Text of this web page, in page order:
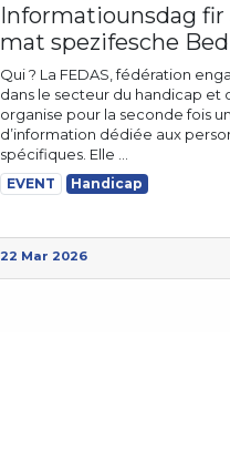
Informatiounsdag fir
mat spezifesche
Qui ? La FEDAS, fédération
dans le secteur du handicap et
organise pour la seconde fois
d’information dédiée aux
spécifiques. Elle ...
EVENT Handicap
22 Mar 2026